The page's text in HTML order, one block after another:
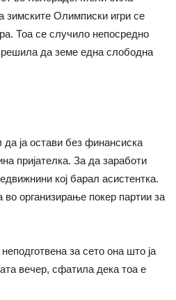
зимските Олимписки игри се
Тоа се случило непосредно
да земе една слободна
ја остави без финансиска
пријателка. За да заработи
кој барал асистентка.
организирање покер партии за
за сето она што ја
вечер, сфатила дека тоа е